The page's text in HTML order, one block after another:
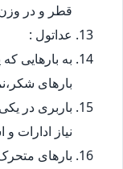
قطر و در
عداتول :
به بارهایی
بارهای
باربری در
نیاز ادارات
بارهای